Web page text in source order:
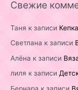
Свежие
Таня к записи
Светлана к записи
Алёна к записи
лиля к записи
Бернара к записи